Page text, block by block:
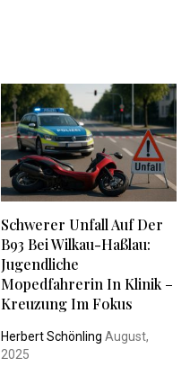
Schwerer Unfall Auf Der
B93 Bei Wilkau-Haßlau:
Jugendliche
Mopedfahrerin In Klinik –
Kreuzung Im Fokus
Herbert Schönling August,
2025